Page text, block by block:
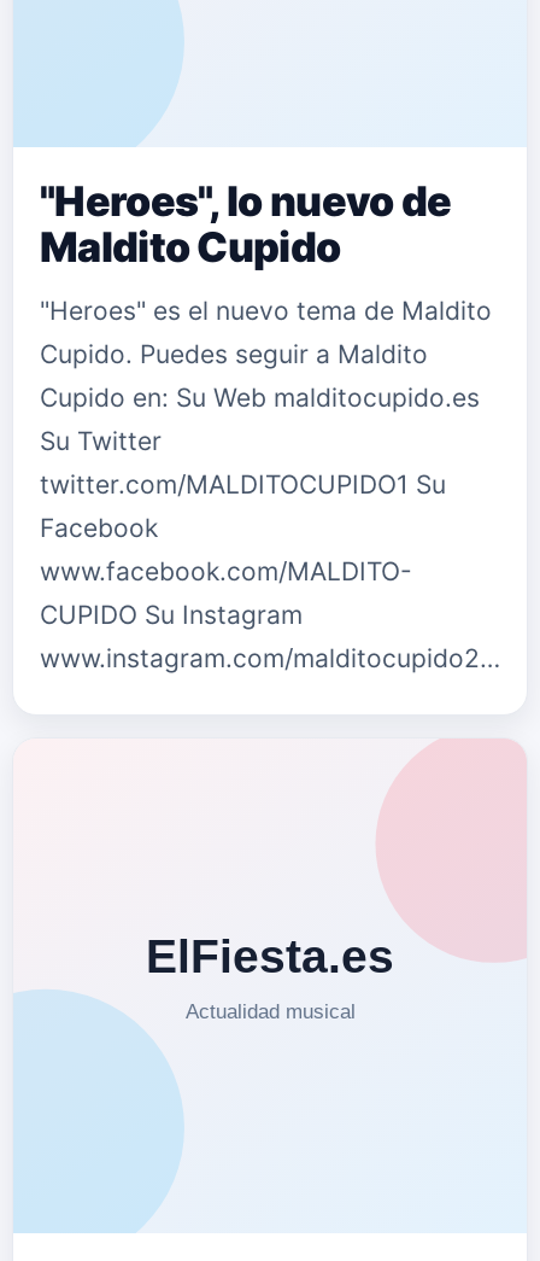
"Heroes", lo nuevo de
Maldito Cupido
"Heroes" es el nuevo tema de Maldito
Cupido. Puedes seguir a Maldito
Cupido en: Su Web malditocupido.es
Su Twitter
twitter.com/MALDITOCUPIDO1 Su
Facebook
www.facebook.com/MALDITO-
CUPIDO Su Instagram
www.instagram.com/malditocupido2